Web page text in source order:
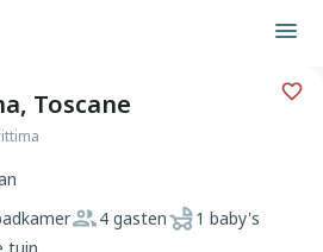
Toscane
4 gasten
1 baby's
tuin